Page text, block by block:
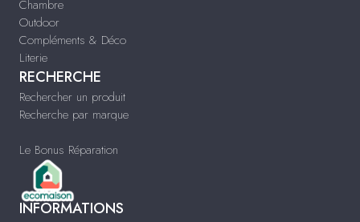
Chambre
Outdoor
Compléments & Déco
Literie
RECHERCHE
Rechercher un produit
Recherche par marque
Le Bonus Réparation
INFORMATIONS